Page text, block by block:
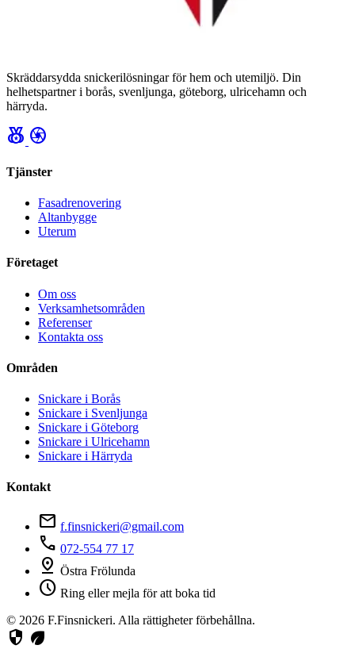
Skräddarsydda snickerilösningar för hem och utemiljö. Din
helhetspartner i borås, svenljunga, göteborg, ulricehamn och
härryda.
social_leaderboard camera
Tjänster
Fasadrenovering
Altanbygge
Uterum
Företaget
Om oss
Verksamhetsområden
Referenser
Kontakta oss
Områden
Snickare i Borås
Snickare i Svenljunga
Snickare i Göteborg
Snickare i Ulricehamn
Snickare i Härryda
Kontakt
mail f.finsnickeri@gmail.com
phone 072-554 77 17
pin_drop Östra Frölunda
schedule Ring eller mejla för att boka tid
© 2026 F.Finsnickeri. Alla rättigheter förbehållna.
security eco